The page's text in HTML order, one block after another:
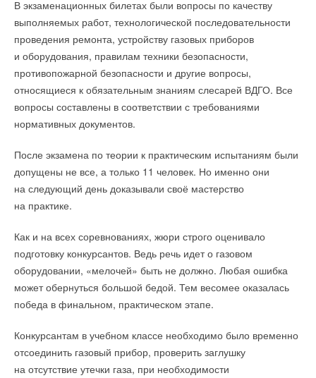
В экзаменационных билетах были вопросы по качеству
выполняемых работ, технологической последовательности
проведения ремонта, устройству газовых приборов
и оборудования, правилам техники безопасности,
противопожарной безопасности и другие вопросы,
относящиеся к обязательным знаниям слесарей ВДГО. Все
вопросы составлены в соответствии с требованиями
нормативных документов.
После экзамена по теории к практическим испытаниям были
допущены не все, а только 11 человек. Но именно они
на следующий день доказывали своё мастерство
на практике.
Как и на всех соревнованиях, жюри строго оценивало
подготовку конкурсантов. Ведь речь идет о газовом
оборудовании, «мелочей» быть не должно. Любая ошибка
может обернуться большой бедой. Тем весомее оказалась
победа в финальном, практическом этапе.
Конкурсантам в учебном классе необходимо было временно
отсоединить газовый прибор, проверить заглушку
на отсутствие утечки газа, при необходимости
НОВОСТИ СОК 22 ДЕКАБРЯ 2021
Уведомления отключены
Комментарии
В этой теме еще нет комментариев
Добавить комментарий
Ваш E-mail *
Уведомления отключены
Комментарии
В этой теме еще нет комментариев
Добавить комментарий
Ваше имя *
Ваш E-mail *
Текст комментария